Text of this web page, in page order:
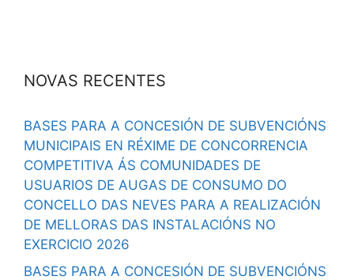
NOVAS RECENTES
BASES PARA A CONCESIÓN DE SUBVENCIÓNS
MUNICIPAIS EN RÉXIME DE CONCORRENCIA
COMPETITIVA ÁS COMUNIDADES DE
USUARIOS DE AUGAS DE CONSUMO DO
CONCELLO DAS NEVES PARA A REALIZACIÓN
DE MELLORAS DAS INSTALACIÓNS NO
EXERCICIO 2026
BASES PARA A CONCESIÓN DE SUBVENCIÓNS